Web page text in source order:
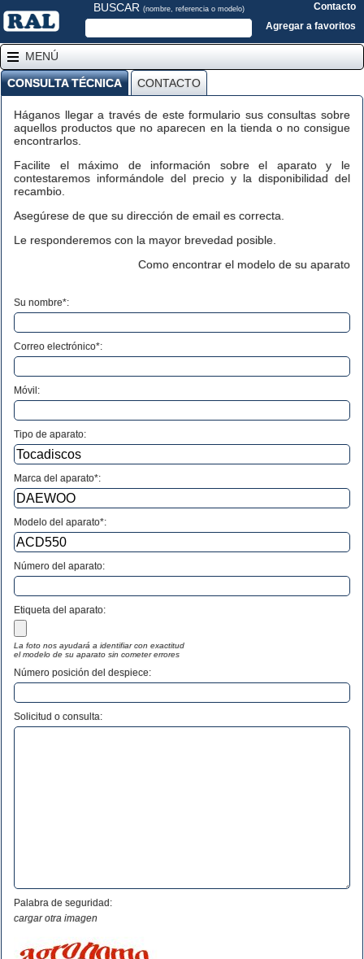
BUSCAR (nombre, referencia o modelo)
Contacto
Agregar a favoritos
MENÚ
CONSULTA TÉCNICA CONTACTO
Háganos llegar a través de este formulario sus consultas sobre
aquellos productos que no aparecen en la tienda o no consigue
encontrarlos.
Facilite el máximo de información sobre el aparato y le
contestaremos informándole del precio y la disponibilidad del
recambio.
Asegúrese de que su dirección de email es correcta.
Le responderemos con la mayor brevedad posible.
Como encontrar el modelo de su aparato
Su nombre*:
Correo electrónico*:
Móvil:
Tipo de aparato:
Marca del aparato*:
Modelo del aparato*:
Número del aparato:
Etiqueta del aparato:
La foto nos ayudará a identifiar con exactitud
el modelo de su aparato sin cometer errores
Número posición del despiece:
Solicitud o consulta:
Palabra de seguridad:
cargar otra imagen